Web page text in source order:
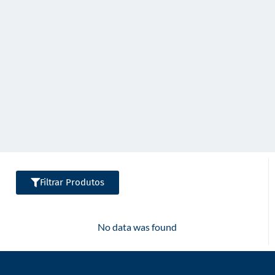
Filtrar Produtos
No data was found